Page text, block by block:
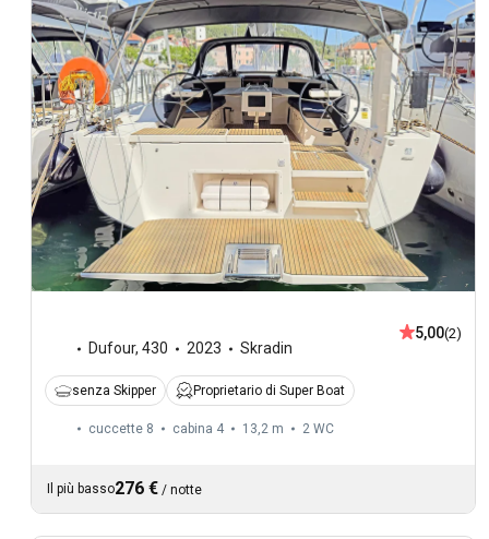
Dufour, 430 2023 Skradin
5,00(2)
senza Skipper Proprietario di Super Boat
cuccette 8 cabina 4 13,2 m 2 WC
Il più basso276 € / notte